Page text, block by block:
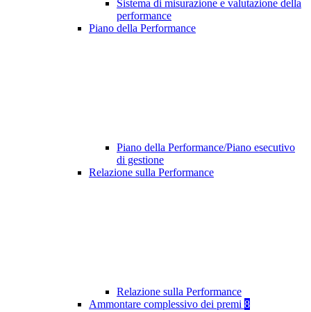
Sistema di misurazione e valutazione della
performance
Piano della Performance
Piano della Performance/Piano esecutivo
di gestione
Relazione sulla Performance
Relazione sulla Performance
Ammontare complessivo dei premi 8